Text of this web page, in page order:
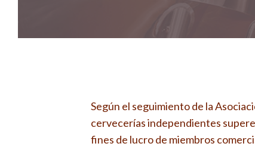
Según el seguimiento de la
cervecerías independientes
fines de lucro de miembros